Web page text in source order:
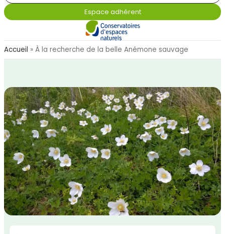
Espace adhérent
Accueil » À la recherche de la belle Anémone sauvage